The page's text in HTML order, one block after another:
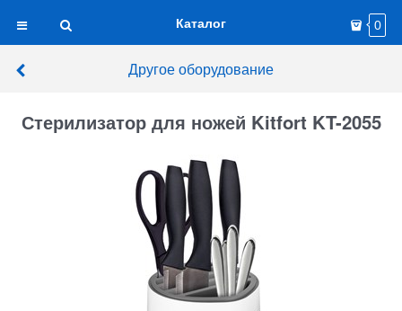
Каталог 0
Другое оборудование
Стерилизатор для ножей Kitfort KT-2055